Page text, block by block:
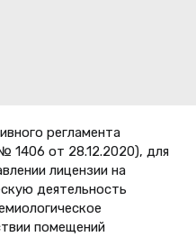
регламента
1406 от 28.12.2020), для
лицензии на
деятельность
помещений